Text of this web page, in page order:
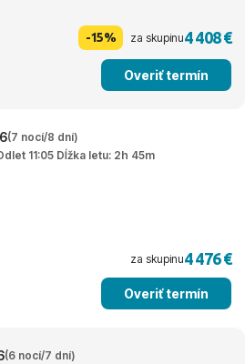
-15% za skupinu4 408 €
Overiť termín
(7 nocí/8 dní)
11:05 Dĺžka letu: 2h 45m
za skupinu4 476 €
Overiť termín
(6 nocí/7 dní)